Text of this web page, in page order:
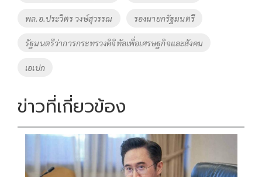
พล.อ.ประวิตร วงษ์สุวรรณ รองนายกรัฐมนตรี
รัฐมนตรีว่าการกระทรวงดิจิทัลเพื่อเศรษฐกิจและสังคม
เอเปก
ข่าวที่เกี่ยวข้อง